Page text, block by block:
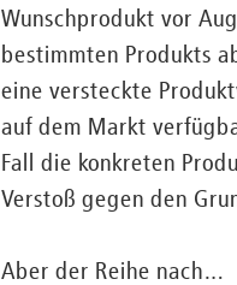
Wunschprodukt vor
bestimmten Produkts
eine versteckte
auf dem Markt
Fall die konkreten
Verstoß gegen den
Aber der Reihe nach…